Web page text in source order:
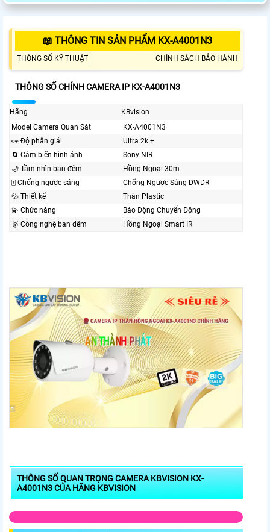
📖 THÔNG TIN SẢN PHẨM KX-A4001N3
THÔNG SỐ KỸ THUẬT CHÍNH SÁCH BẢO HÀNH
THÔNG SỐ CHÍNH CAMERA IP KX-A4001N3
Hãng
KBvision
Model Camera Quan Sát
KX-A4001N3
️👀 Độ phân giải
Ultra 2k +
🔄 Cảm biến hình ảnh
Sony NIR
🌙 Tầm nhìn ban đêm
Hồng Ngoại 30m
🀄 Chống ngược sáng
Chống Ngược Sáng DWDR
💦 Thiết kế
Thân Plastic
💫 Chức năng
Báo Động Chuyển Động
🥇️ Công nghệ ban đêm
Hồng Ngoại Smart IR
THÔNG SỐ QUAN TRỌNG CAMERA KBVISION KX-
A4001N3 CỦA HÃNG KBVISION